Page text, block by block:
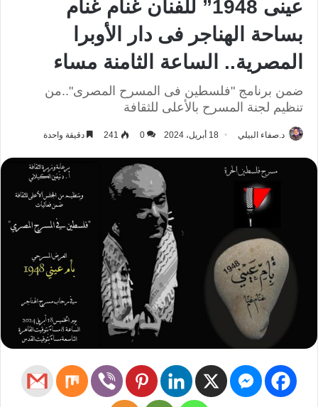
عينى 1948” للفنان غنام غنام
بساحة الهناجر فى دار الأوبرا
المصرية.. الساعة الثامنة مساء
ضمن برنامج "فلسطين فى المسرح المصرى"..من
تنظيم لجنة المسرح بالأعلى للثقافة
د.صفاء البيلي 18 أبريل، 2024 0
241 دقيقة واحدة